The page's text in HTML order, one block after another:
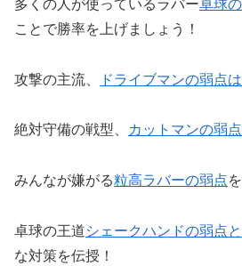
多くの人が使っているラバー卓球
ことで勝率を上げましょう！
攻撃の主流、 ドライブマンの弱点は
絶対守備の戦型、 カットマンの弱
みんなが嫌がる粒高ラバーの弱点
卓球の王道シェークハンドの弱点
な対策を伝授！